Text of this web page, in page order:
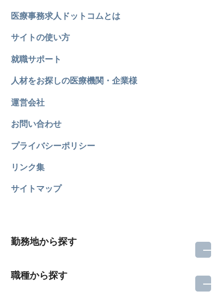
医療事務求人ドットコムとは
サイトの使い方
就職サポート
人材をお探しの医療機関・企業様
運営会社
お問い合わせ
プライバシーポリシー
リンク集
サイトマップ
勤務地から探す
職種から探す
所在地のエリアを選択してください